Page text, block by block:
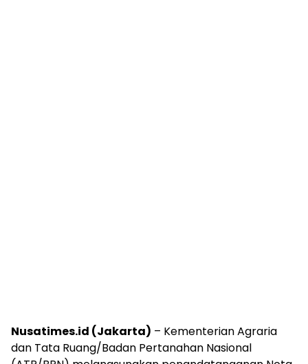
Nusatimes.id (Jakarta) – Kementerian Agraria
dan Tata Ruang/Badan Pertanahan Nasional